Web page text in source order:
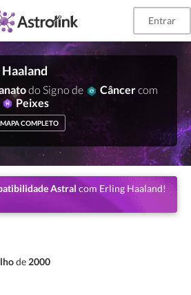
Entrar
do Signo de Câncercom
Peixes
COMPLETO
Astral com Erling Haaland!
de 2000